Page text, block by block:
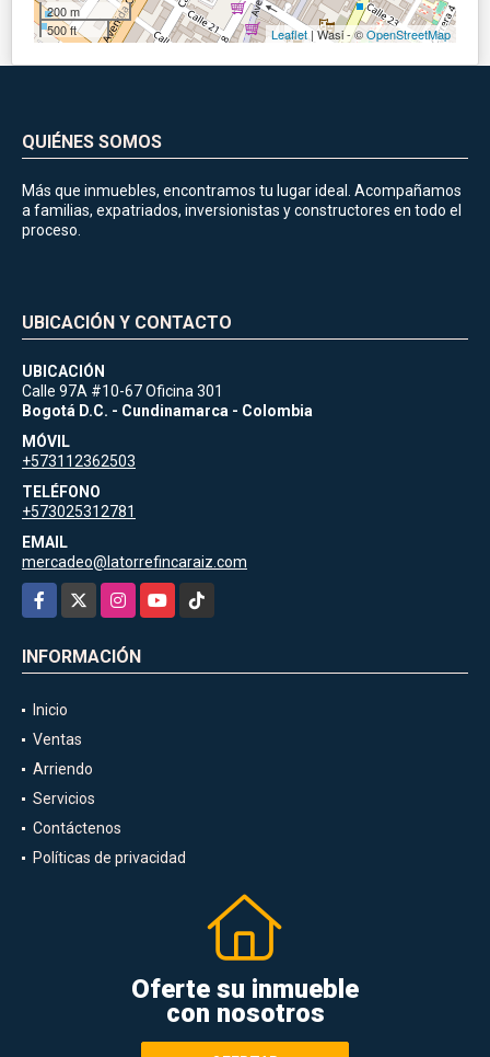
200 m
500 ft
Leaflet| Wasi - ©OpenStreetMap
QUIÉNES SOMOS
Más que inmuebles, encontramos tu lugar ideal. Acompañamos
a familias, expatriados, inversionistas y constructores en todo el
proceso.
UBICACIÓN Y CONTACTO
UBICACIÓN
Calle 97A #10-67 Oficina 301
Bogotá D.C. - Cundinamarca - Colombia
MÓVIL
+573112362503
TELÉFONO
+573025312781
EMAIL
mercadeo@latorrefincaraiz.com
Facebook
InstagramYouTubeTikTok
INFORMACIÓN
Inicio
Ventas
Arriendo
Servicios
Contáctenos
Políticas de privacidad
Oferte su inmueble
con nosotros